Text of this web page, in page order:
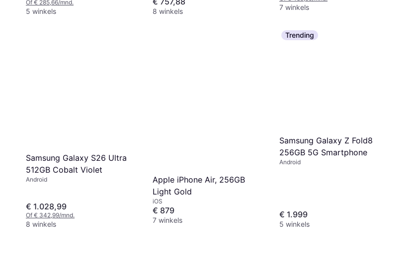
Of € 285,66/mnd.
5 winkels 8 winkels 7 winkels
Samsung Galaxy S26 Ultra
512GB Cobalt Violet
Android
€ 1.028,99
Of € 342,99/mnd.
8 winkels
Apple iPhone Air, 256GB
Light Gold
iOS
€ 879
7 winkels
Trending
Samsung Galaxy Z Fold8
256GB 5G Smartphone
Android
€ 1.999
5 winkels